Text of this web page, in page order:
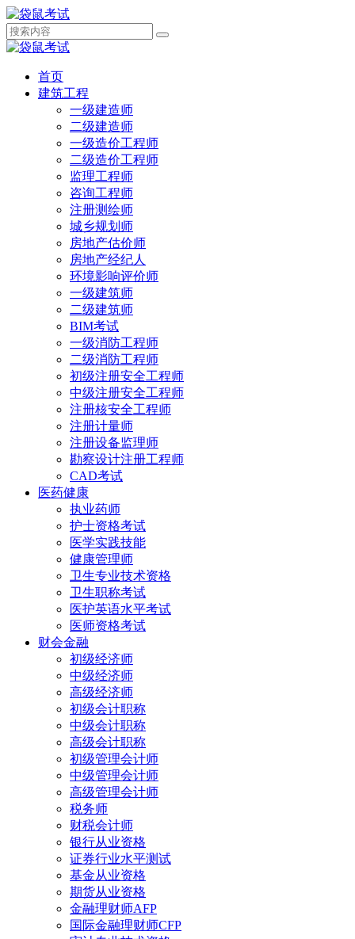
首页
建筑工程
一级建造师
二级建造师
一级造价工程师
二级造价工程师
监理工程师
咨询工程师
注册测绘师
城乡规划师
房地产估价师
房地产经纪人
环境影响评价师
一级建筑师
二级建筑师
BIM考试
一级消防工程师
二级消防工程师
初级注册安全工程师
中级注册安全工程师
注册核安全工程师
注册计量师
注册设备监理师
勘察设计注册工程师
CAD考试
医药健康
执业药师
护士资格考试
医学实践技能
健康管理师
卫生专业技术资格
卫生职称考试
医护英语水平考试
医师资格考试
财会金融
初级经济师
中级经济师
高级经济师
初级会计职称
中级会计职称
高级会计职称
初级管理会计师
中级管理会计师
高级管理会计师
税务师
财税会计师
银行从业资格
证券行业水平测试
基金从业资格
期货从业资格
金融理财师AFP
国际金融理财师CFP